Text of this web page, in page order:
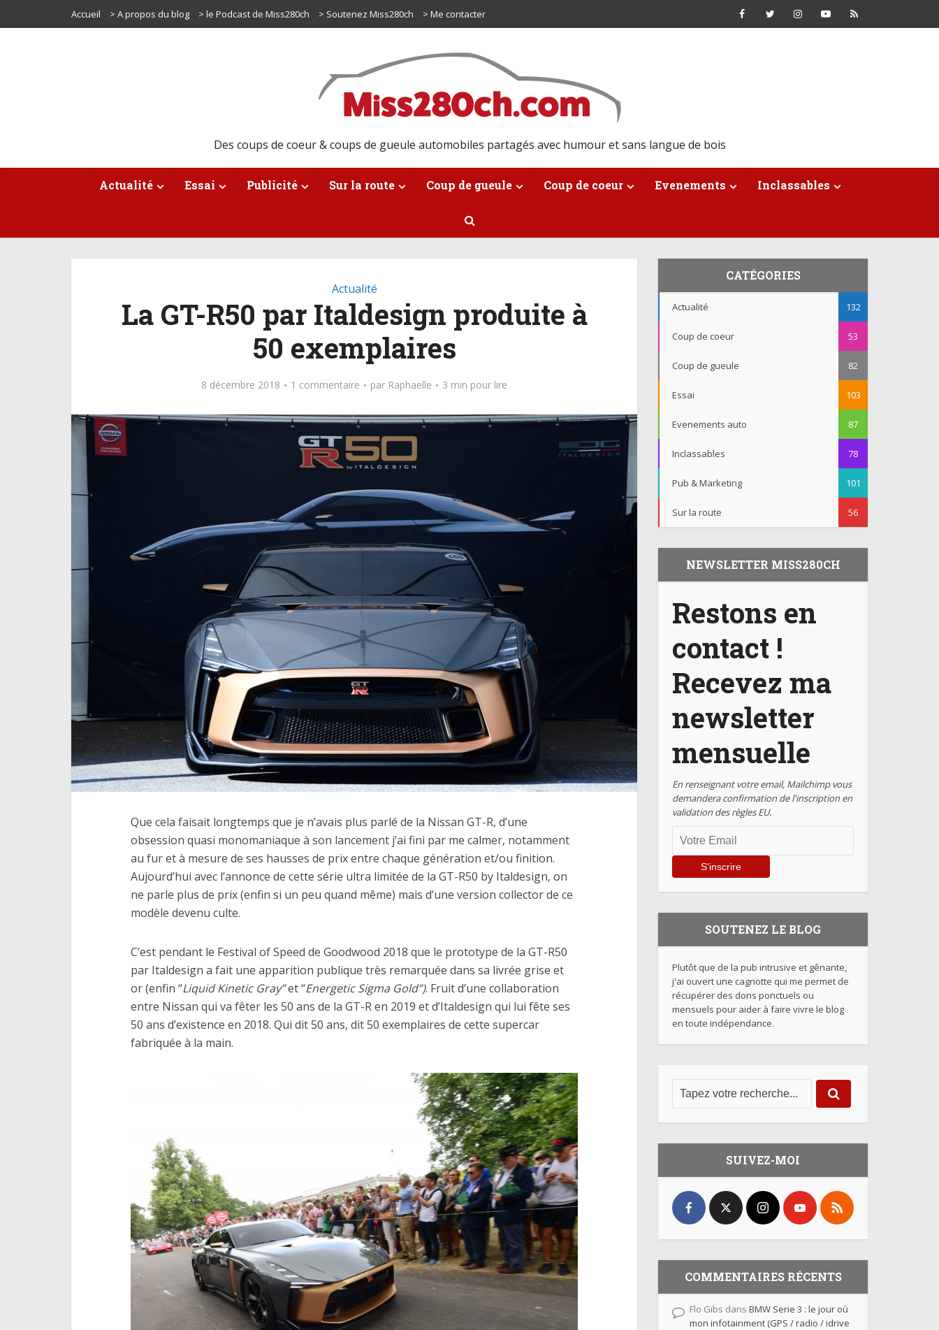
Accueil > A propos du blog > le Podcast de Miss280ch > Soutenez Miss280ch > Me contacter
Des coups de coeur & coups de gueule automobiles partagés avec humour et sans langue de bois
Actualité Essai Publicité Sur la route Coup de gueule Coup de coeur Evenements Inclassables
Actualité
La GT-R50 par Italdesign produite à
50 exemplaires
8 décembre 2018 1 commentaire par Raphaelle 3 min pour lire
Que cela faisait longtemps que je n’avais plus parlé de la Nissan GT-R, d’une
obsession quasi monomaniaque à son lancement j’ai fini par me calmer, notamment
au fur et à mesure de ses hausses de prix entre chaque génération et/ou finition.
Aujourd’hui avec l’annonce de cette série ultra limitée de la GT-R50 by Italdesign, on
ne parle plus de prix (enfin si un peu quand même) mais d’une version collector de ce
modèle devenu culte.
C’est pendant le Festival of Speed de Goodwood 2018 que le prototype de la GT-R50
par Italdesign a fait une apparition publique très remarquée dans sa livrée grise et
or (enfin “Liquid Kinetic Gray”et “Energetic Sigma Gold”). Fruit d’une collaboration
entre Nissan qui va fêter les 50 ans de la GT-R en 2019 et d’Italdesign qui lui fête ses
50 ans d’existence en 2018. Qui dit 50 ans, dit 50 exemplaires de cette supercar
fabriquée à la main.
CATÉGORIES
Actualité 132
Coup de coeur 53
Coup de gueule 82
Essai 103
Evenements auto 87
Inclassables 78
Pub & Marketing 101
Sur la route 56
NEWSLETTER MISS280CH
Restons en
contact !
Recevez ma
newsletter
mensuelle
En renseignant votre email, Mailchimp vous
demandera confirmation de l'inscription en
validation des règles EU.
SOUTENEZ LE BLOG
Plutôt que de la pub intrusive et gênante,
j'ai ouvert une cagnotte qui me permet de
récupérer des dons ponctuels ou
mensuels pour aider à faire vivre le blog
en toute indépendance.
SUIVEZ-MOI
COMMENTAIRES RÉCENTS
Flo Gibs dans BMW Serie 3 : le jour où
mon infotainment (GPS / radio / idrive